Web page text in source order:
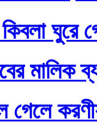
ঘুরে
মালিক
গেলে